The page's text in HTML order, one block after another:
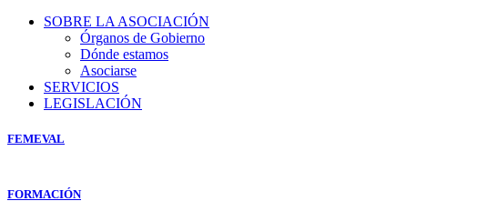
SOBRE LA ASOCIACIÓN
Órganos de Gobierno
Dónde estamos
Asociarse
SERVICIOS
LEGISLACIÓN
FEMEVAL
FORMACIÓN